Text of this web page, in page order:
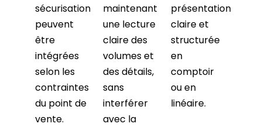
sécurisation
peuvent
être
intégrées
selon les
contraintes
du point de
vente.
maintenant
une lecture
claire des
volumes et
des détails,
sans
interférer
avec la
présentation
claire et
structurée
en
comptoir
ou en
linéaire.